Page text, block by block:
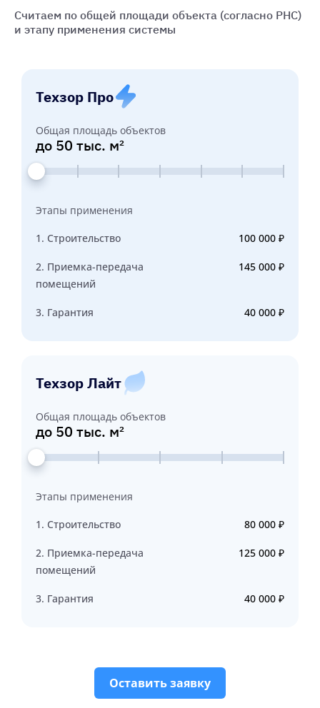
Считаем по общей площади объекта (согласно РНС)
и этапу применения системы
Техзор Про
Общая площадь объектов
до 50 тыс. м²
Этапы применения
1. Строительство 100 000 ₽
2. Приемка-передача
помещений
145 000 ₽
3. Гарантия 40 000 ₽
Техзор Лайт
Общая площадь объектов
до 50 тыс. м²
Этапы применения
1. Строительство 80 000 ₽
2. Приемка-передача
помещений
125 000 ₽
3. Гарантия 40 000 ₽
Оставить заявку